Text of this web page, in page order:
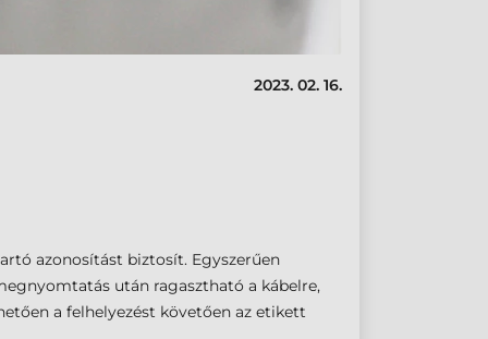
2023. 02. 16.
azonosítást biztosít. Egyszerűen
után ragasztható a kábelre,
a felhelyezést követően az etikett